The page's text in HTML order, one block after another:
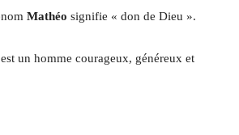
Mathéo signifie « don de Dieu ».
est un homme courageux, généreux et